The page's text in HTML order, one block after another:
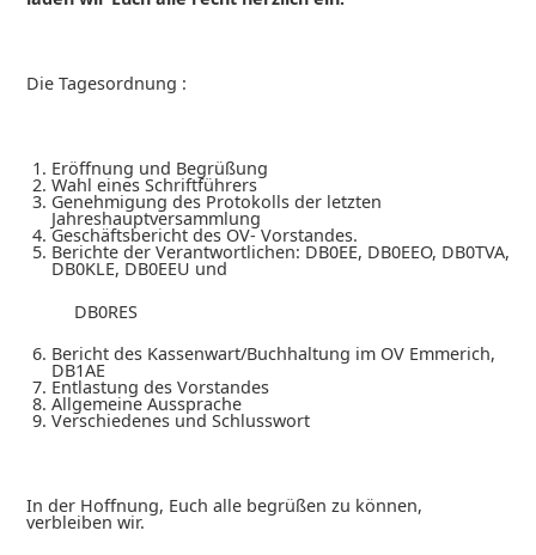
Die Tagesordnung :
Eröffnung und Begrüßung
Wahl eines Schriftführers
Genehmigung des Protokolls der letzten
Jahreshauptversammlung
Geschäftsbericht des OV- Vorstandes.
Berichte der Verantwortlichen: DB0EE, DB0EEO, DB0TVA,
DB0KLE, DB0EEU und
DB0RES
Bericht des Kassenwart/Buchhaltung im OV Emmerich,
DB1AE
Entlastung des Vorstandes
Allgemeine Aussprache
Verschiedenes und Schlusswort
In der Hoffnung, Euch alle begrüßen zu können,
verbleiben wir.